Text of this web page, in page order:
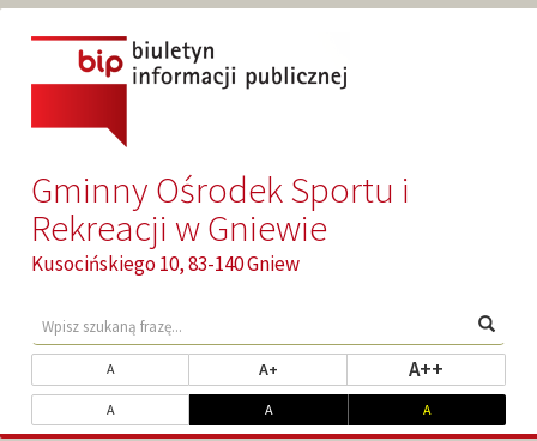
treści
wyszukiwarki
Gminny Ośrodek Sportu i
Rekreacji w Gniewie
Kusocińskiego 10, 83-140 Gniew
Wyszukaj
treści
serwisie
Wpisz
szukaną
rozmiar
Austaw standardowy rozmiar tekstu
A+ustaw powiększony rozmiar
A++
kontrast
Austaw kontrast standardowy
Austaw kontrast biały na czarnym
Austaw kontrast